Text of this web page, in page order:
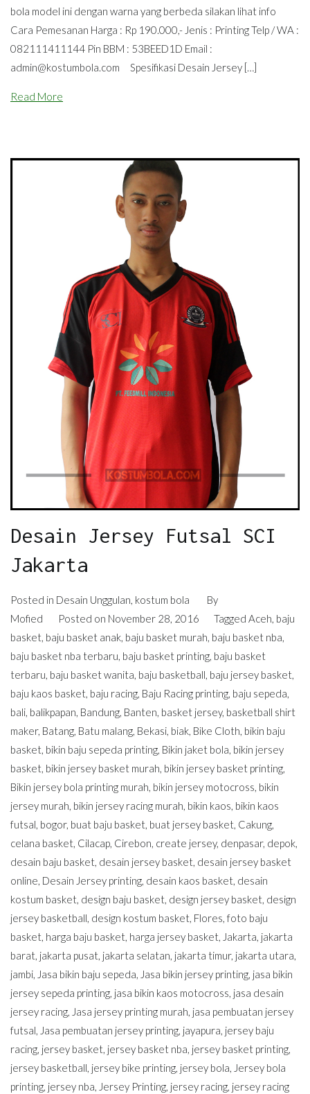
bola model ini dengan warna yang berbeda silakan lihat info
Cara Pemesanan Harga : Rp 190.000,- Jenis : Printing Telp / WA :
082111411144 Pin BBM : 53BEED1D Email :
admin@kostumbola.com Spesifikasi Desain Jersey […]
Read More
Desain Jersey Futsal SCI
Jakarta
Posted in Desain Unggulan kostum bola
By
Mofied
Posted on November 28, 2016 Tagged Aceh baju
basket baju basket anak baju basket murah baju basket nba
baju basket nba terbaru baju basket printing baju basket
terbaru baju basket wanita baju basketball baju jersey basket
baju kaos basket baju racing Baju Racing printing baju sepeda
bali balikpapan Bandung Banten basket jersey, basketball shirt
maker, Batang Batu malang Bekasi biak Bike Cloth bikin baju
basket bikin baju sepeda printing Bikin jaket bola bikin jersey
basket bikin jersey basket murah bikin jersey basket printing
Bikin jersey bola printing murah bikin jersey motocross bikin
jersey murah bikin jersey racing murah bikin kaos bikin kaos
futsal bogor, buat baju basket buat jersey basket Cakung
celana basket Cilacap Cirebon create jersey, denpasar, depok
desain baju basket desain jersey basket desain jersey basket
online Desain Jersey printing desain kaos basket desain
kostum basket design baju basket design jersey basket design
jersey basketball design kostum basket Flores foto baju
basket harga baju basket harga jersey basket Jakarta jakarta
barat jakarta pusat jakarta selatan jakarta timur, jakarta utara
jambi Jasa bikin baju sepeda Jasa bikin jersey printing jasa bikin
jersey sepeda printing jasa bikin kaos motocross jasa desain
jersey racing Jasa jersey printing murah jasa pembuatan jersey
futsal
Jasa pembuatan jersey printing jayapura jersey baju
racing jersey basket jersey basket nba jersey basket printing
jersey basketball jersey bike printing jersey bola
Jersey bola
printing jersey nba Jersey Printing jersey racing jersey racing